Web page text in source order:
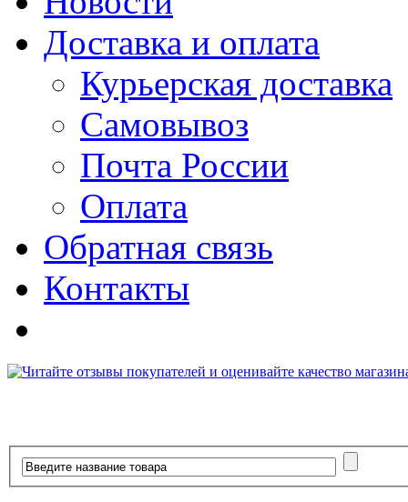
Доставка и оплата
Курьерская доставка
Самовывоз
Почта России
Оплата
Обратная связь
Контакты